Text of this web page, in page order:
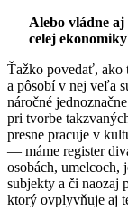
Alebo vládne
celej
Ťažko povedať, ako
a pôsobí v nej veľa
náročné
pri tvorbe
presne pracuje v
— máme register
osobách, umelcoch,
subjekty a či naozaj
ktorý ovplyvňuje aj